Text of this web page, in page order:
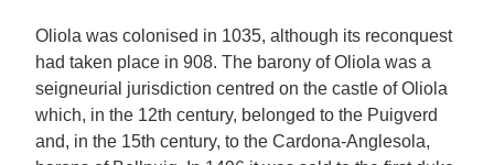
Oliola was colonised in 1035, although its reconquest
had taken place in 908. The barony of Oliola was a
seigneurial jurisdiction centred on the castle of Oliola
which, in the 12th century, belonged to the Puigverd
and, in the 15th century, to the Cardona-Anglesola,